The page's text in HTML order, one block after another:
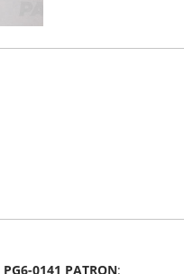
PG6-0141 PATRON: